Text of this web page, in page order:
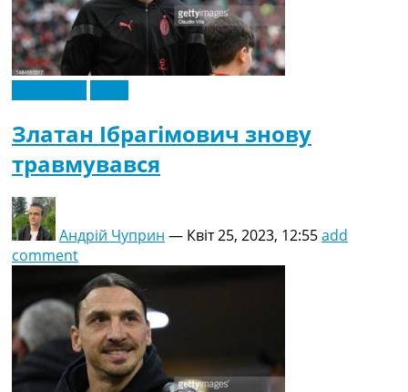
Златан Ібрагімович знову
травмувався
Андрій Чуприн — Квіт 25, 2023, 12:55add
comment